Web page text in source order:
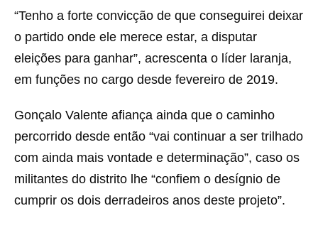
“Tenho a forte convicção de que conseguirei deixar
o partido onde ele merece estar, a disputar
eleições para ganhar”, acrescenta o líder laranja,
em funções no cargo desde fevereiro de 2019.
Gonçalo Valente afiança ainda que o caminho
percorrido desde então “vai continuar a ser trilhado
com ainda mais vontade e determinação”, caso os
militantes do distrito lhe “confiem o desígnio de
cumprir os dois derradeiros anos deste projeto”.